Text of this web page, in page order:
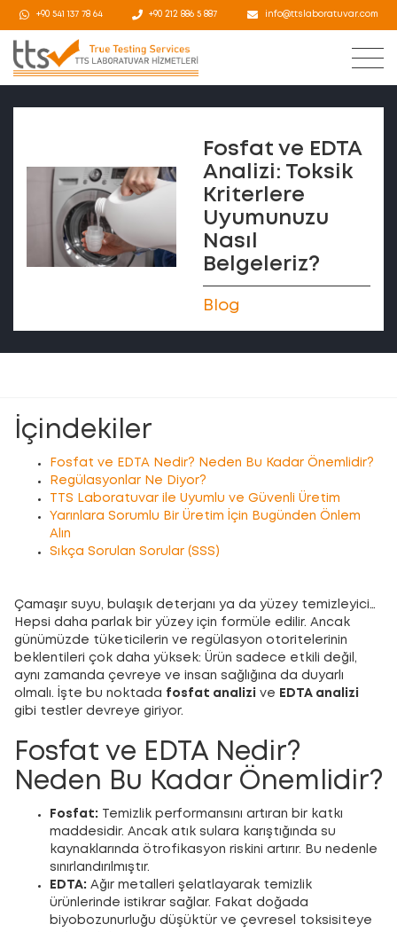
+90 541 137 78 64 +90 212 886 5 887 info@ttslaboratuvar.com
Fosfat ve EDTA
Analizi: Toksik
Kriterlere
Uyumunuzu
Nasıl
Belgeleriz?
Blog
İçindekiler
Fosfat ve EDTA Nedir? Neden Bu Kadar Önemlidir?
Regülasyonlar Ne Diyor?
TTS Laboratuvar ile Uyumlu ve Güvenli Üretim
Yarınlara Sorumlu Bir Üretim İçin Bugünden Önlem
Alın
Sıkça Sorulan Sorular (SSS)
Çamaşır suyu, bulaşık deterjanı ya da yüzey temizleyici…
Hepsi daha parlak bir yüzey için formüle edilir. Ancak
günümüzde tüketicilerin ve regülasyon otoritelerinin
beklentileri çok daha yüksek: Ürün sadece etkili değil,
aynı zamanda çevreye ve insan sağlığına da duyarlı
olmalı. İşte bu noktada fosfat analizi ve
EDTA analizi
gibi testler devreye giriyor.
Fosfat ve EDTA Nedir?
Neden Bu Kadar Önemlidir?
Fosfat: Temizlik performansını artıran bir katkı
maddesidir. Ancak atık sulara karıştığında su
kaynaklarında ötrofikasyon riskini artırır. Bu nedenle
sınırlandırılmıştır.
EDTA: Ağır metalleri şelatlayarak temizlik
ürünlerinde istikrar sağlar. Fakat doğada
biyobozunurluğu düşüktür ve çevresel toksisiteye